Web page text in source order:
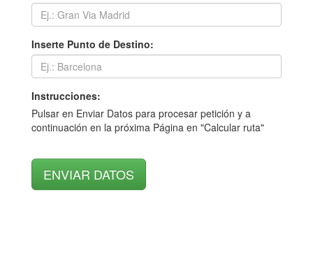
Inserte Punto de Destino:
Instrucciones:
Pulsar en Enviar Datos para procesar petición y a
continuación en la próxima Página en "Calcular ruta"